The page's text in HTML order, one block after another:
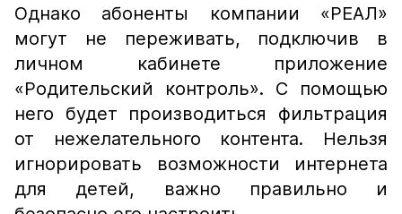
Однако абоненты компании «РЕАЛ»
могут не переживать, подключив в
личном кабинете приложение
«Родительский контроль». С помощью
него будет производиться фильтрация
от нежелательного контента. Нельзя
игнорировать возможности интернета
для детей, важно правильно и